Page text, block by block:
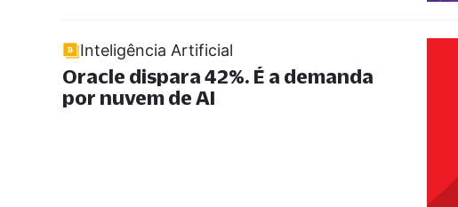
Inteligência Artificial
Oracle dispara 42%. É a demanda
por nuvem de AI